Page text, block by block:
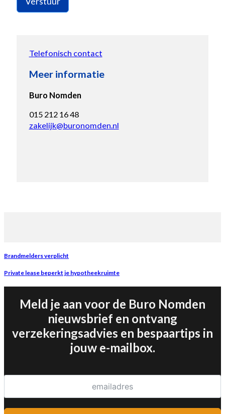
Telefonisch contact
Meer informatie
Buro Nomden
015 212 16 48
zakelijk@buronomden.nl
Brandmelders verplicht
Private lease beperkt je hypotheekruimte
Meld je aan voor de Buro Nomden
nieuwsbrief en ontvang
verzekeringsadvies en bespaartips in
jouw e-mailbox.